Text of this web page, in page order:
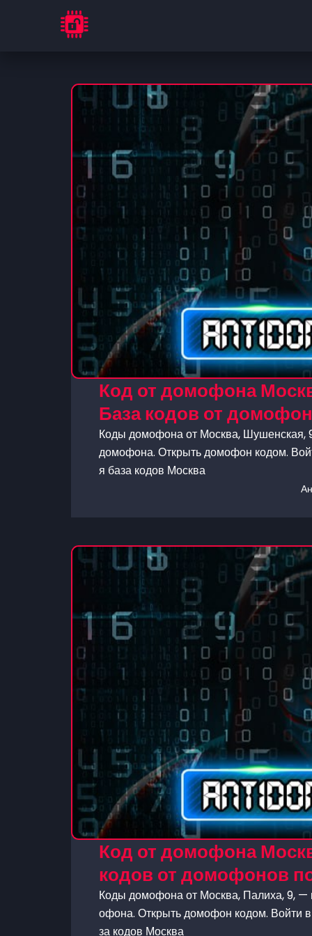
Код от домофона
База кодов от
Коды домофона от Москва, Шушенская,
домофона. Открыть домофон кодом.
я база кодов Москва
Код от домофона
кодов от домофонов
Коды домофона от Москва, Палиха, 9, —
офона. Открыть домофон кодом. Войти
за кодов Москва